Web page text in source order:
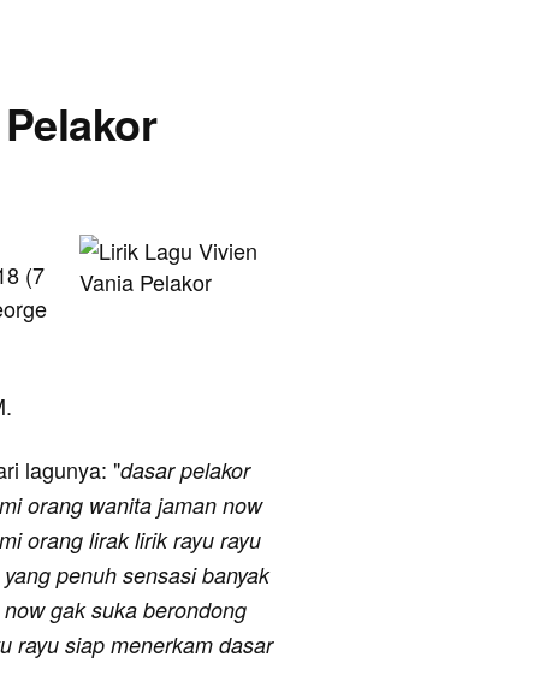
(7
lagunya: "dasar pelakor
orang wanita jaman now
orang lirak lirik rayu rayu
penuh sensasi banyak
gak suka berondong
rayu siap menerkam dasar